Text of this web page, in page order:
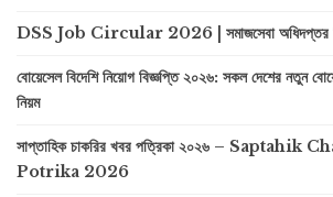
DSS Job Circular 2026 | সমাজসেবা অধিদপ্তর
বোয়েসেল বিদেশি নিয়োগ বিজ্ঞপ্তি ২০২৬: সকল দেশের নতুন
নিয়ম
সাপ্তাহিক চাকরির খবর পত্রিকা ২০২৬ –
Potrika 2026